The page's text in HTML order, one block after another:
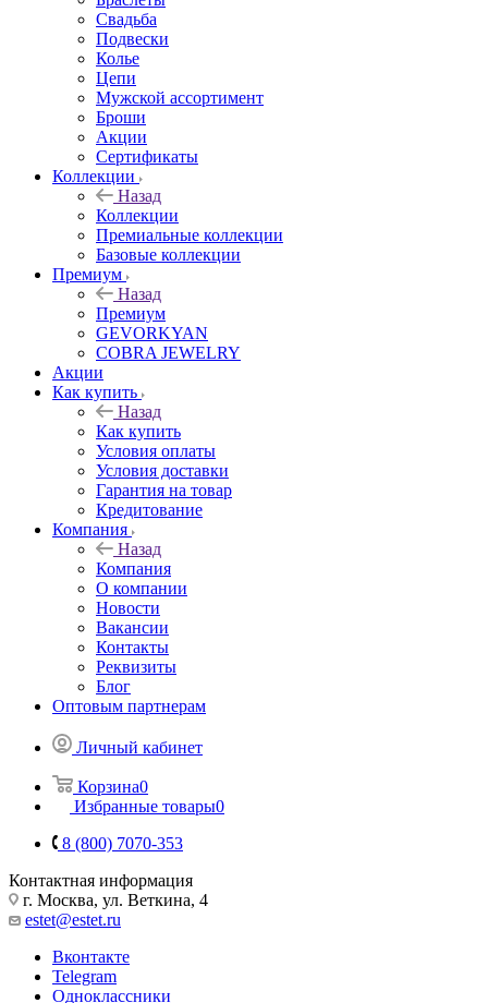
Свадьба
Подвески
Колье
Цепи
Мужской ассортимент
Броши
Акции
Сертификаты
Коллекции
Назад
Коллекции
Премиальные коллекции
Базовые коллекции
Премиум
Назад
Премиум
GEVORKYAN
COBRA JEWELRY
Акции
Как купить
Назад
Как купить
Условия оплаты
Условия доставки
Гарантия на товар
Кредитование
Компания
Назад
Компания
О компании
Новости
Вакансии
Контакты
Реквизиты
Блог
Оптовым партнерам
Личный кабинет
Корзина0
Избранные товары0
8 (800) 7070-353
Контактная информация
г. Москва, ул. Веткина, 4
estet@estet.ru
Вконтакте
Telegram
Одноклассники